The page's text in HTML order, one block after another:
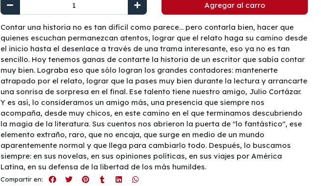
Agregar al carro
Contar una historia no es tan difícil como parece… pero contarla bien, hacer que
quienes escuchan permanezcan atentos, lograr que el relato haga su camino desde
el inicio hasta el desenlace a través de una trama interesante, eso ya no es tan
sencillo. Hoy tenemos ganas de contarte la historia de un escritor que sabía contar
muy bien. Lograba eso que sólo logran los grandes contadores: mantenerte
atrapado por el relato, lograr que la pases muy bien durante la lectura y arrancarte
una sonrisa de sorpresa en el final. Ese talento tiene nuestro amigo, Julio Cortázar.
Y es así, lo consideramos un amigo más, una presencia que siempre nos
acompaña, desde muy chicos, en este camino en el que terminamos descubriendo
la magia de la literatura. Sus cuentos nos abrieron la puerta de "lo fantástico", ese
elemento extraño, raro, que no encaja, que surge en medio de un mundo
aparentemente normal y que llega para cambiarlo todo. Después, lo buscamos
siempre: en sus novelas, en sus opiniones políticas, en sus viajes por América
Latina, en su defensa de la libertad de los más humildes.
Compartir en: